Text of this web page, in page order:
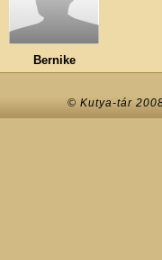
Bernike
© Kutya-tár